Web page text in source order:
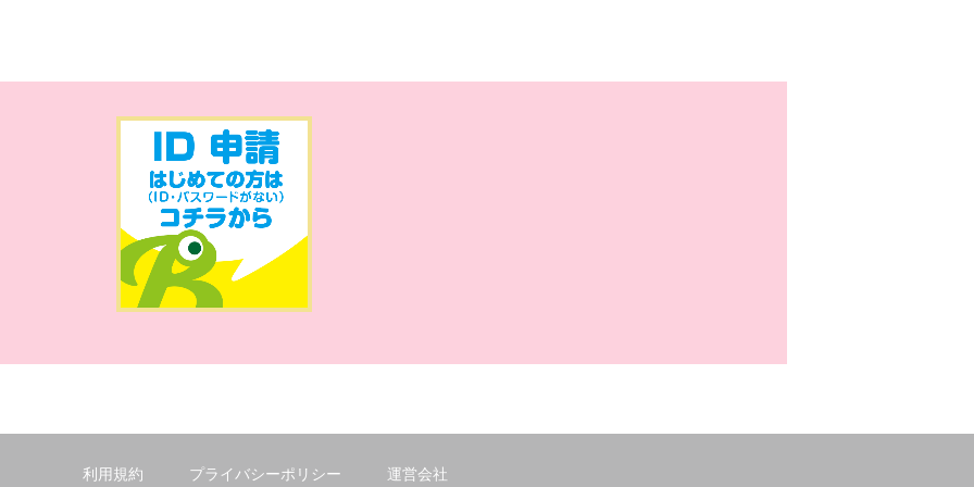
利用規約 プライバシーポリシー 運営会社